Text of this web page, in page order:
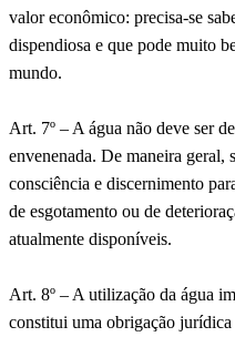
valor econômico: precisa-se
dispendiosa e que pode muito
mundo.
Art. 7º – A água não deve ser
envenenada. De maneira geral,
consciência e discernimento
de esgotamento ou de
atualmente disponíveis.
Art. 8º – A utilização da água
constitui uma obrigação